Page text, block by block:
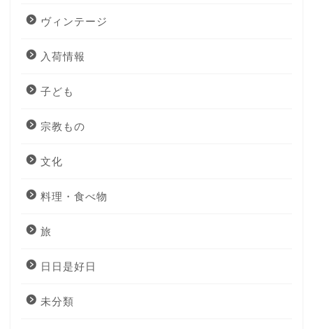
ヴィンテージ
入荷情報
子ども
宗教もの
文化
料理・食べ物
旅
日日是好日
未分類